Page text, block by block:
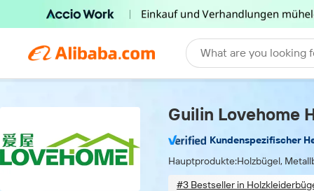
What are you looking
Guilin Lovehome
Kundenspezifischer
Hauptprodukte:Holzbügel,
#3 Bestseller in